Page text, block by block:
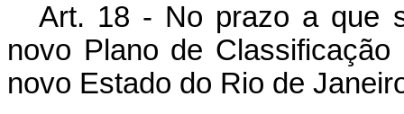
Art. 18 - No prazo a que
novo Plano de
novo Estado do Rio de